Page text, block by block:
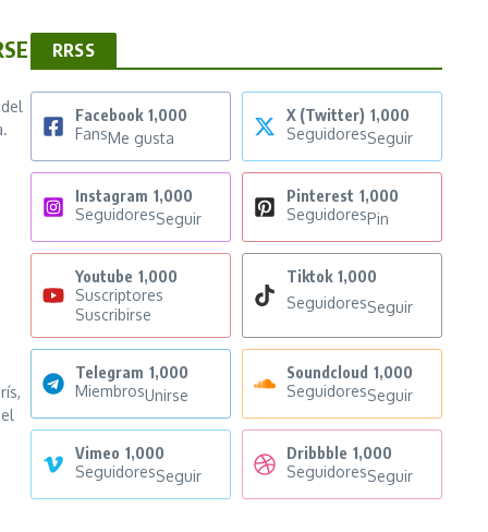
RRSS
Facebook 1,000
FansMe gusta
X (Twitter) 1,000
SeguidoresSeguir
Instagram 1,000
SeguidoresSeguir
Pinterest 1,000
SeguidoresPin
Youtube 1,000
Suscriptores
Suscribirse
Tiktok 1,000
SeguidoresSeguir
Telegram 1,000
MiembrosUnirse
Soundcloud 1,000
SeguidoresSeguir
Vimeo 1,000
SeguidoresSeguir
Dribbble 1,000
SeguidoresSeguir